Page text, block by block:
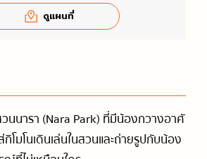
ดูแผนที่
นนารา (Nara Park) ที่มีน้องกวางอาศั
โมโนเดินเล่นในสวนและถ่ายรูปกับน้อง